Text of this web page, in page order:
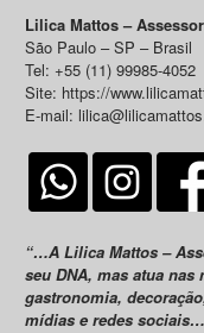
Lilica Mattos –
São Paulo – SP – Brasil
Tel: +55 (11) 99985-4052
Site: https://
E-mail:
“…A Lilica Mattos –
seu DNA, mas atua
gastronomia,
mídias e redes